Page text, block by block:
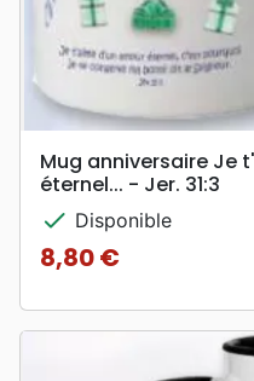
Mug anniversaire Je
éternel... - Jer. 31:3
check Disponible
Prix
8,80 €